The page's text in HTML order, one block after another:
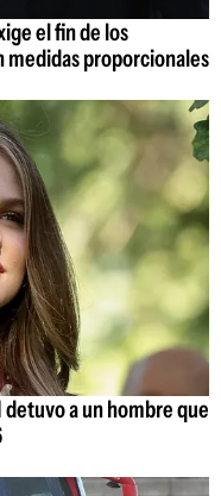
el fin de los
proporcionales
detuvo a un hombre que